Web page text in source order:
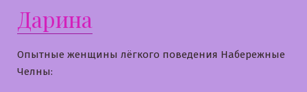
Дарина
Опытные женщины лёгкого поведения Набережные
Челны: